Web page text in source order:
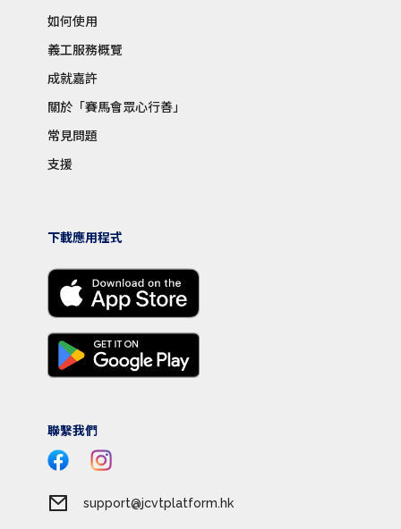
如何使用
義工服務概覽
成就嘉許
關於「賽馬會眾心行善」
常見問題
支援
下載應用程式
聯繫我們
support@jcvtplatform.hk